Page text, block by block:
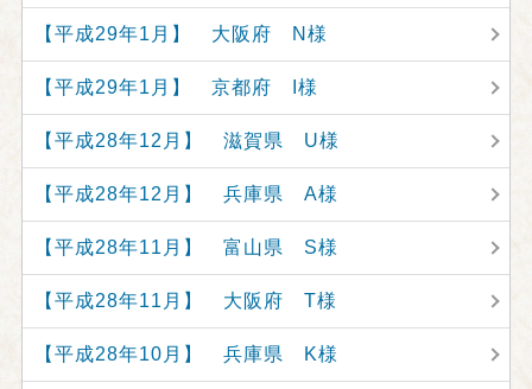
【平成29年1月】 大阪府 N様
【平成29年1月】 京都府 I様
【平成28年12月】 滋賀県 U様
【平成28年12月】 兵庫県 A様
【平成28年11月】 富山県 S様
【平成28年11月】 大阪府 T様
【平成28年10月】 兵庫県 K様